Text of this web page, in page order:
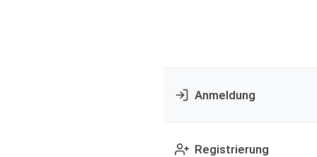
Anmeldung
Registrierung